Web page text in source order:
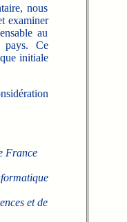
nous
examiner
au
pays. Ce
initiale
France
et de